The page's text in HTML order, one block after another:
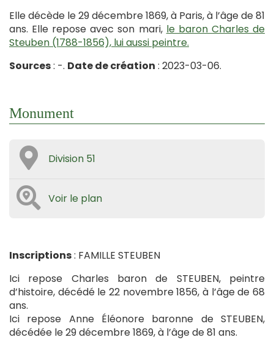
Elle décède le 29 décembre 1869, à Paris, à l’âge de 81
ans. Elle repose avec son mari, le baron Charles de
Steuben (1788-1856), lui aussi peintre.
Sources: -. Date de création : 2023-03-06.
Monument
Division 51
Voir le plan
Inscriptions: FAMILLE STEUBEN
Ici repose Charles baron de STEUBEN, peintre
d’histoire, décédé le 22 novembre 1856, à l’âge de 68
ans.
Ici repose Anne Éléonore baronne de STEUBEN,
décédée le 29 décembre 1869, à l’âge de 81 ans.